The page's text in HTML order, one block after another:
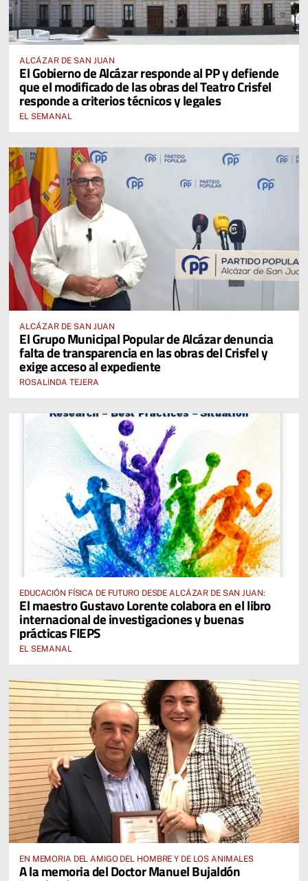
ALCÁZAR DE SAN JUAN
El Gobierno de Alcázar responde al PP y defiende
que el modificado de las obras del Teatro Crisfel
responde a criterios técnicos y legales
EL SEMANAL
ALCÁZAR DE SAN JUAN
El Grupo Municipal Popular de Alcázar denuncia
falta de transparencia en las obras del Crisfel y
exige acceso al expediente
ROSALINDA TEJERA
EDUCACIÓN FÍSICA DE FUTURO DESDE ALCÁZAR DE SAN JUAN:
El maestro Gustavo Lorente colabora en el libro
internacional de investigaciones y buenas
prácticas FIEPS
EL SEMANAL
EN MEMORIA DEL AMIGO DEL HOMBRE Y DE LOS ANIMALES
A la memoria del Doctor Manuel Bujaldón